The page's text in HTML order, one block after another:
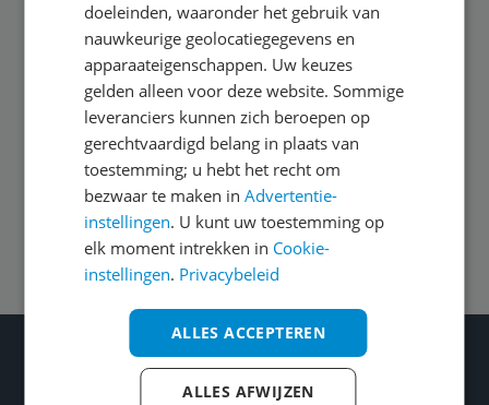
Service
Algemeen
Zakelijk
Volg ons op
Wat je ook kiest: Blijf kieskeurig
Gecontroleerde reviews
doeleinden, waaronder het gebruik van
nauwkeurige geolocatiegegevens en
apparaateigenschappen. Uw keuzes
gelden alleen voor deze website. Sommige
leveranciers kunnen zich beroepen op
gerechtvaardigd belang in plaats van
toestemming; u hebt het recht om
bezwaar te maken inAdvertentie-
instellingen. U kunt uw toestemming op
elk moment intrekken in Cookie-
instellingen. Privacybeleid
ALLES ACCEPTEREN
ALLES AFWIJZEN